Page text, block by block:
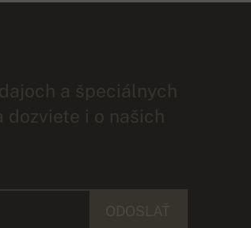
a špeciálnych
dozviete i o našich